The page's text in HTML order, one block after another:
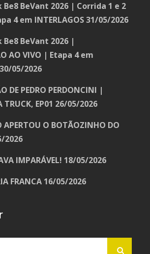
Be8 BeVant 2026 | Corrida 1 e 2
4 em INTERLAGOS 31/05/2026
Be8 BeVant 2026 |
AO VIVO | Etapa 4 em
30/05/2026
DE PEDRO PERDONCINI |
TRUCK, EP01 26/05/2026
APERTOU O BOTÃOZINHO DO
2026
IMPARÁVEL! 18/05/2026
FRANCA 16/05/2026